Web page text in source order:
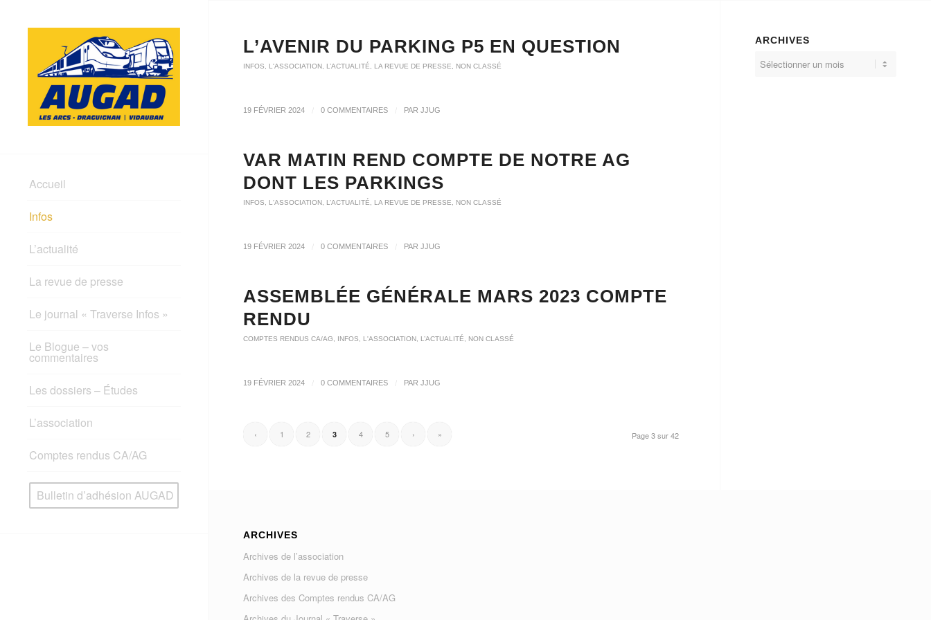
Accueil
Infos
L’actualité
La revue de presse
Le journal « Traverse Infos »
Le Blogue – vos
commentaires
Les dossiers – Études
L’association
Comptes rendus CA/AG
Bulletin d’adhésion AUGAD
L’AVENIR DU PARKING P5 EN QUESTION
INFOS L'ASSOCIATION L’ACTUALITÉ LA REVUE DE PRESSE NON CLASSÉ
19 FÉVRIER 2024 0 COMMENTAIRES PAR JJUG
VAR MATIN REND COMPTE DE NOTRE AG
DONT LES PARKINGS
INFOS L'ASSOCIATION L’ACTUALITÉ LA REVUE DE PRESSE NON CLASSÉ
19 FÉVRIER 2024 0 COMMENTAIRES PAR JJUG
ASSEMBLÉE GÉNÉRALE MARS 2023 COMPTE
RENDU
COMPTES RENDUS CA/AG INFOS L'ASSOCIATION L’ACTUALITÉ NON CLASSÉ
19 FÉVRIER 2024 0 COMMENTAIRES PAR JJUG
Page 3 sur 42
‹ 1 2 3 4 5 › »
ARCHIVES
ARCHIVES
Archives de l’association
Archives de la revue de presse
Archives des Comptes rendus CA/AG